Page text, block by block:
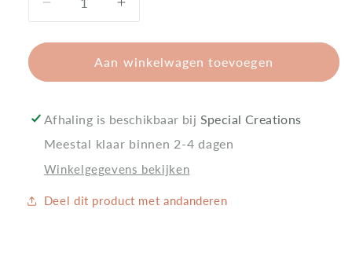
Aantal
verlagen
voor
Knuffelkussen
met
|
Detective
Aantal
verhogen
voor
Knuffelkussen
met
Detective
Aan winkelwagen toevoegen
Afhaling is beschikbaar bij Special Creations
Meestal klaar binnen 2-4 dagen
Winkelgegevens bekijken
Deel dit product met andanderen